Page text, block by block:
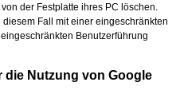
der Festplatte ihres PC löschen.
Fall mit einer eingeschränkten
Benutzerführung
die Nutzung von Google